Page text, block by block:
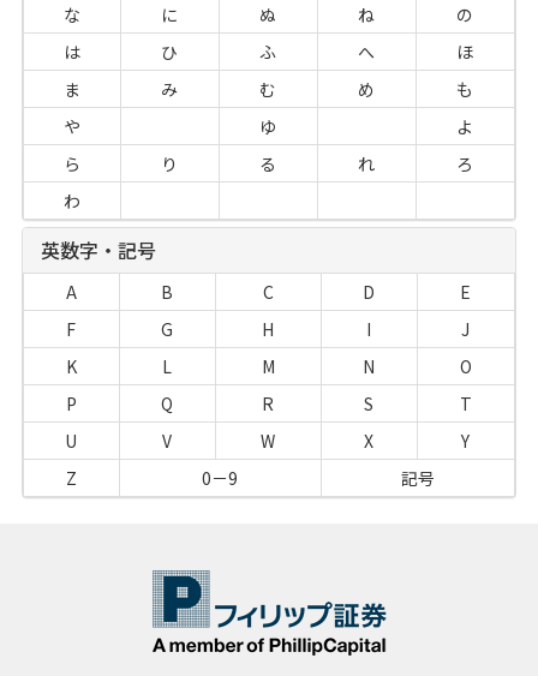
な
に ぬ ね
の
は
ひ ふ へ
ほ
ま
み む め
も
や
ゆ
よ
ら
り る れ
ろ
わ
英数字・記号
A B C D
E
F
G H I
J
K
L M N
O
P
Q R S
T
U
V W X
Y
Z
0－9 記号